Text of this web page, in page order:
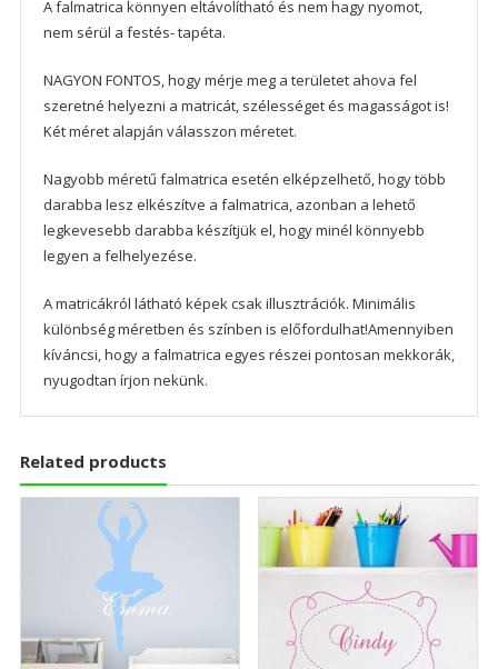
A falmatrica könnyen eltávolítható és nem hagy nyomot,
nem sérül a festés- tapéta.
NAGYON FONTOS, hogy mérje meg a területet ahova fel
szeretné helyezni a matricát, szélességet és magasságot is!
Két méret alapján válasszon méretet.
Nagyobb méretű falmatrica esetén elképzelhető, hogy több
darabba lesz elkészítve a falmatrica, azonban a lehető
legkevesebb darabba készítjük el, hogy minél könnyebb
legyen a felhelyezése.
A matricákról látható képek csak illusztrációk. Minimális
különbség méretben és színben is előfordulhat!Amennyiben
kíváncsi, hogy a falmatrica egyes részei pontosan mekkorák,
nyugodtan írjon nekünk.
Related products